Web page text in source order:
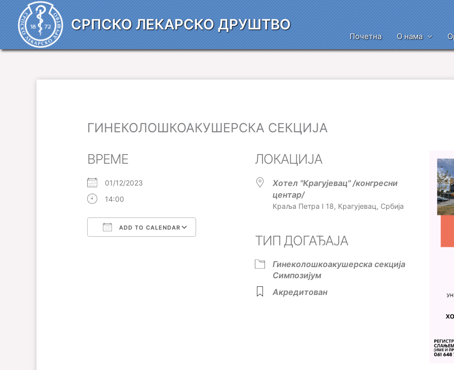
садржај
СРПСКО ЛЕКАРСКО ДРУШТВО
Почетна О нама
ГИНЕКОЛОШКОАКУШЕРСКА СЕКЦИЈА
ВРЕМЕ
01/12/2023
14:00
ADD TO CALENDAR
ЛОКАЦИЈА
Хотел ''Крагујевац'' /конгресни
центар/
Краља Петра I 18, Крагујевац, Србија
ТИП ДОГАЂАЈА
Гинеколошкоакушерска секција
Симпозијум
Акредитован